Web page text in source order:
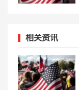
相关资讯